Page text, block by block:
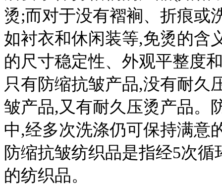
烫;而对于没有褶裥、折痕或
如衬衣和休闲装等,免烫的含
的尺寸稳定性、外观平整度
只有防缩抗皱产品,没有耐久
皱产品,又有耐久压烫产品。
中,经多次洗涤仍可保持满意
防缩抗皱纺织品是指经5次
的纺织品。